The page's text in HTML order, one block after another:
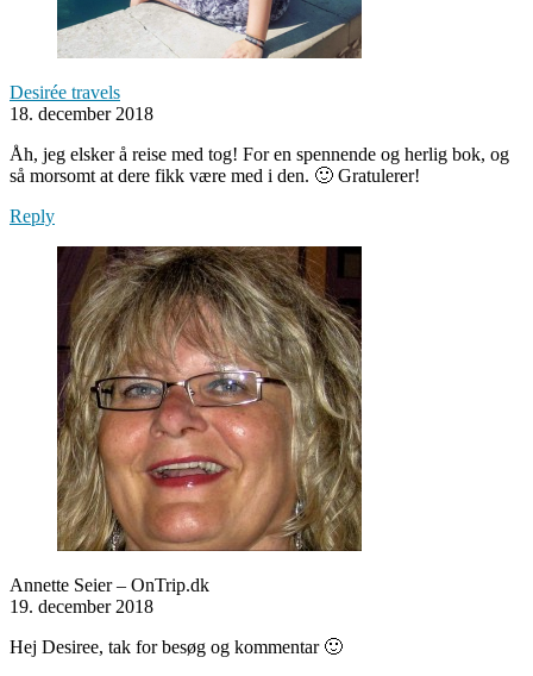
Desirée travels
18. december 2018
Åh, jeg elsker å reise med tog! For en spennende og herlig bok, og
så morsomt at dere fikk være med i den. 🙂 Gratulerer!
Reply
Annette Seier – OnTrip.dk
19. december 2018
Hej Desiree, tak for besøg og kommentar 🙂